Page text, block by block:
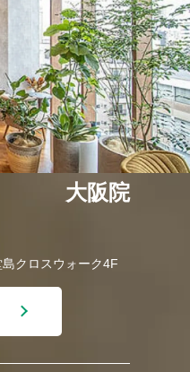
大阪院
クロスウォーク4F